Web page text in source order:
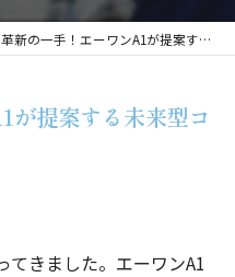
革新の一手！エーワンA1が提案する未来型コーティング新製品
が提案する未来型コ
てきました。エーワンA1